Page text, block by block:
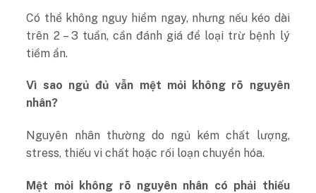
Có thể không nguy hiểm ngay, nhưng nếu kéo dài
trên 2 – 3 tuần, cần đánh giá để loại trừ bệnh lý
tiềm ẩn.
Vì sao ngủ đủ vẫn mệt mỏi không rõ nguyên
nhân?
Nguyên nhân thường do ngủ kém chất lượng,
stress, thiếu vi chất hoặc rối loạn chuyển hóa.
Mệt mỏi không rõ nguyên nhân có phải thiếu